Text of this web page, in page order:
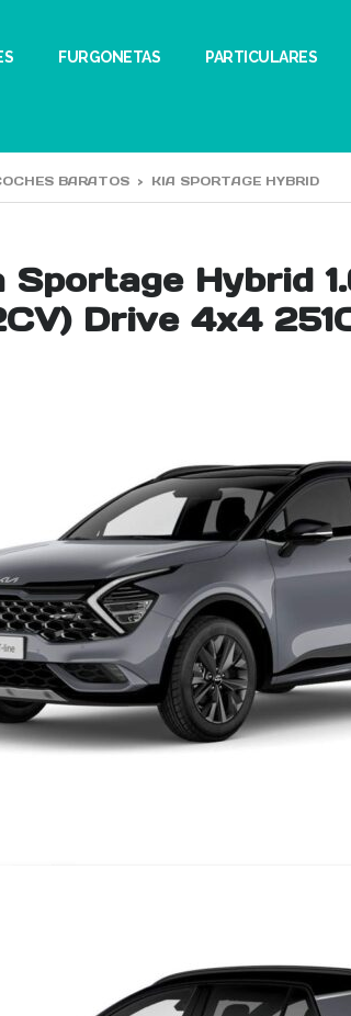
FURGONETAS PARTICULARES
BARATOS > KIA SPORTAGE HYBRID
Sportage Hybrid
Drive 4x4